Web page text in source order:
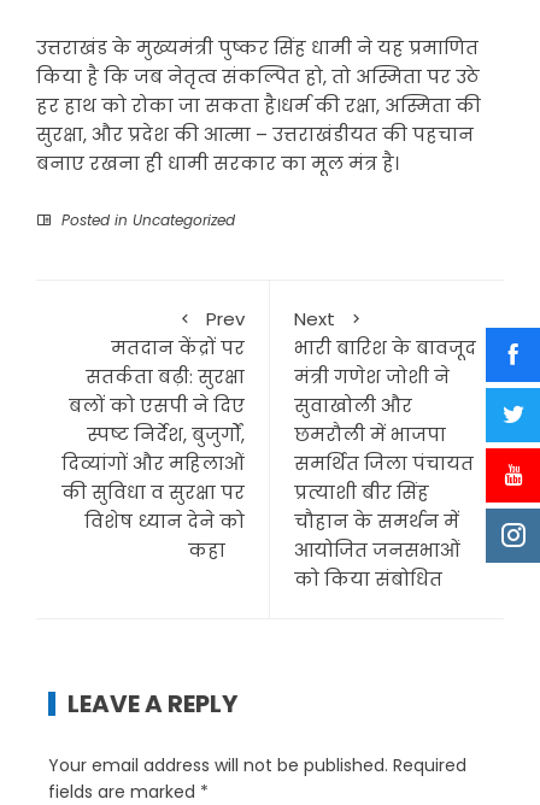
उत्तराखंड के मुख्यमंत्री पुष्कर सिंह धामी ने यह प्रमाणित
किया है कि जब नेतृत्व संकल्पित हो, तो अस्मिता पर उठे
हर हाथ को रोका जा सकता है।धर्म की रक्षा, अस्मिता की
सुरक्षा, और प्रदेश की आत्मा – उत्तराखंडीयत की पहचान
बनाए रखना ही धामी सरकार का मूल मंत्र है।
Posted in Uncategorized
Prev
मतदान केंद्रों पर
सतर्कता बढ़ी: सुरक्षा
बलों को एसपी ने दिए
स्पष्ट निर्देश, बुजुर्गों,
दिव्यांगों और महिलाओं
की सुविधा व सुरक्षा पर
विशेष ध्यान देने को
कहा
Next
भारी बारिश के बावजूद
मंत्री गणेश जोशी ने
सुवाखोली और
छमरौली में भाजपा
समर्थित जिला पंचायत
प्रत्याशी बीर सिंह
चौहान के समर्थन में
आयोजित जनसभाओं
को किया संबोधित
LEAVE A REPLY
Your email address will not be published. Required
fields are marked *